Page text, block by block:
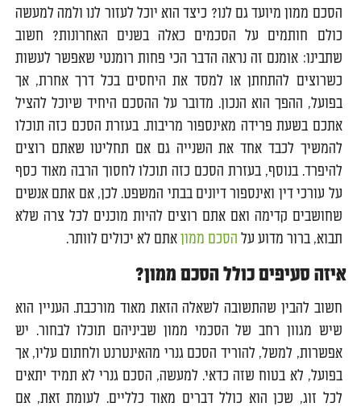
הסכם ממון מיועד גם לנו? כיצד הוא יוכל לעזור לנו ולמה למעשה
כולם חותמים על הסכמים כאלה בשנים האחרונות? חשוב
שתבינו: אומנם זה נראה הדבר הכי פחות רומנטי שאפשר לעשות
כשרוצים להתחתן או למסד את היחסים בכל דרך אחרת, אך
בפועל, ההפך הוא הנכון. מדובר על ההסכם היחיד שיוכל להציל
אתכם בשעת פרידה מאינספור מריבות. בעזרת הסכם כזה תוכלו
להמשיך לכבד אחד את השנייה גם אם תחליטו שאתם רוצים
להיפרד. בנוסף, בעזרת הסכם כזה תוכלו לחסוך הרבה מאוד כסף
על עורכי דין ואינספור דיונים בבתי המשפט. לכן, אם אתם אנשים
שחושבים קדימה ואם אתם רוצים להיות מוכנים לכל צרה שלא
תבוא, ברור מדוע על הסכם ממוןאתם לא יכולים לוותר.
איזה סעיפים כולל הסכם ממון?
חשוב להבין שהתשובה לשאלה הזאת מאוד מורכבת. העניין הוא
שיש מגוון רחב של הסכמי ממון שביניהם תוכלו לבחור. יש
אפשרות, למשל, להוריד הסכם גנרי מהאינטרנט ולחתום עליו, אך
בפועל, לא בטוח שזה כדאי. למעשה, הסכם גנרי לא תמיד יתאים
לכל זוג, שכן הוא כולל דברים מאוד כלליים. לעומת זאת, אם